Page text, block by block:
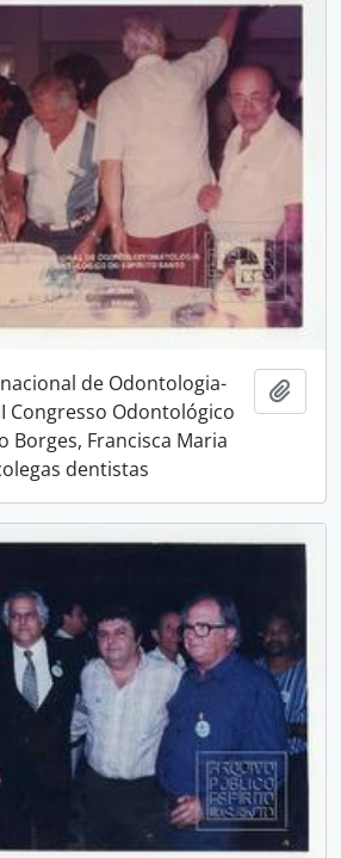
de Odontologia-
Congresso Odontológico
Borges, Francisca Maria
dentistas